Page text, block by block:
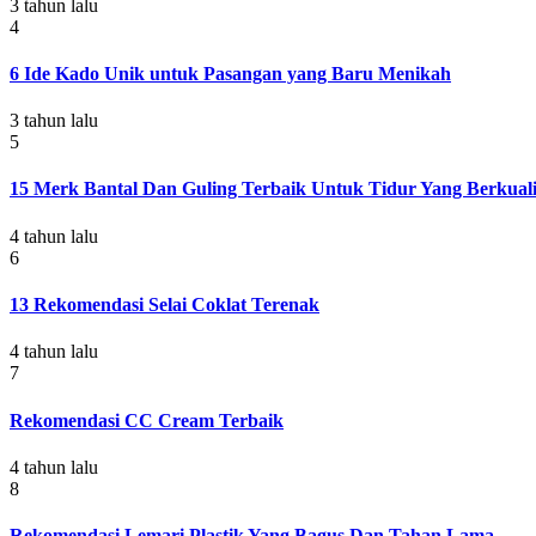
3 tahun lalu
4
6 Ide Kado Unik untuk Pasangan yang Baru Menikah
3 tahun lalu
5
15 Merk Bantal Dan Guling Terbaik Untuk Tidur Yang
4 tahun lalu
6
13 Rekomendasi Selai Coklat Terenak
4 tahun lalu
7
Rekomendasi CC Cream Terbaik
4 tahun lalu
8